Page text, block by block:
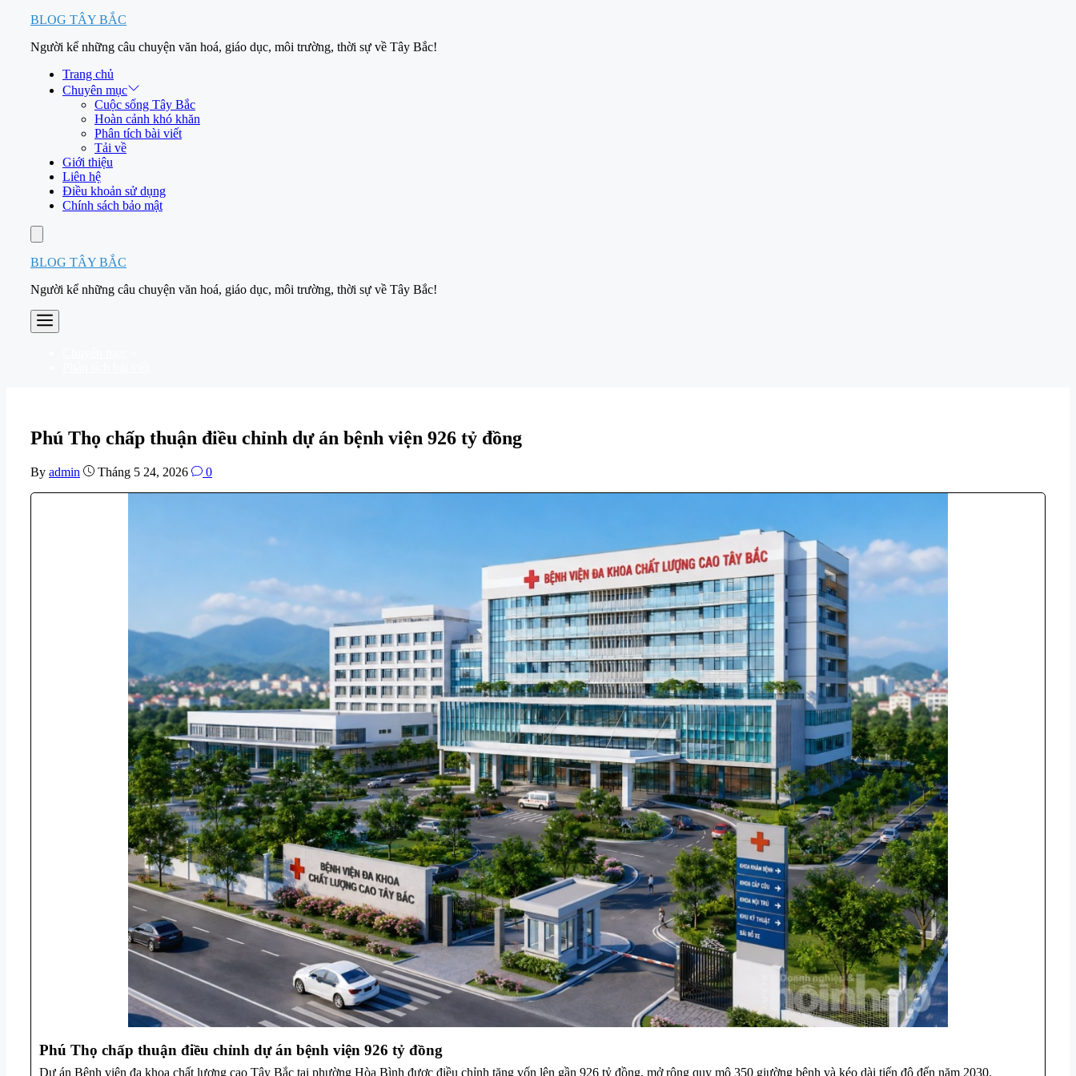
content
BLOG TÂY BẮC
Người kể những câu chuyện văn hoá, giáo dục, môi trường, thời sự về Tây Bắc!
Trang chủ
Chuyên mục
Cuộc sống Tây Bắc
Hoàn cảnh khó khăn
Phân tích bài viết
Tải về
Giới thiệu
Liên hệ
Điều khoản sử dụng
Chính sách bảo mật
Account
BLOG TÂY BẮC
Người kể những câu chuyện văn hoá, giáo dục, môi trường, thời sự về Tây Bắc!
Menu
Phú Thọ chấp thuận điều chỉnh dự án bệnh viện 926 tỷ đồng
By admin Tháng 5 24, 2026 0
Phú Thọ chấp thuận điều chỉnh dự án bệnh viện 926 tỷ đồng
Dự án Bệnh viện đa khoa chất lượng cao Tây Bắc tại phường Hòa Bình được điều chỉnh tăng vốn lên gần 926 tỷ đồng, mở rộng quy mô 350 giường bệnh và kéo dài tiến độ đến năm 2030.